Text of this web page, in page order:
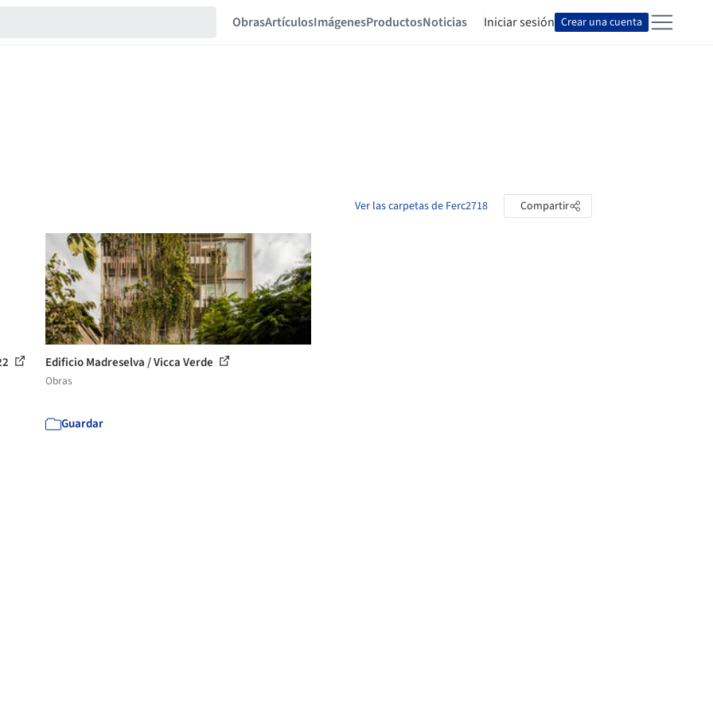
ObrasArtículosImágenesProductosNoticias Iniciar sesión Crear una cuenta
Ver las carpetas de Ferc2718 Compartir
Edificio Madreselva / Vicca Verde
Obras
Guardar